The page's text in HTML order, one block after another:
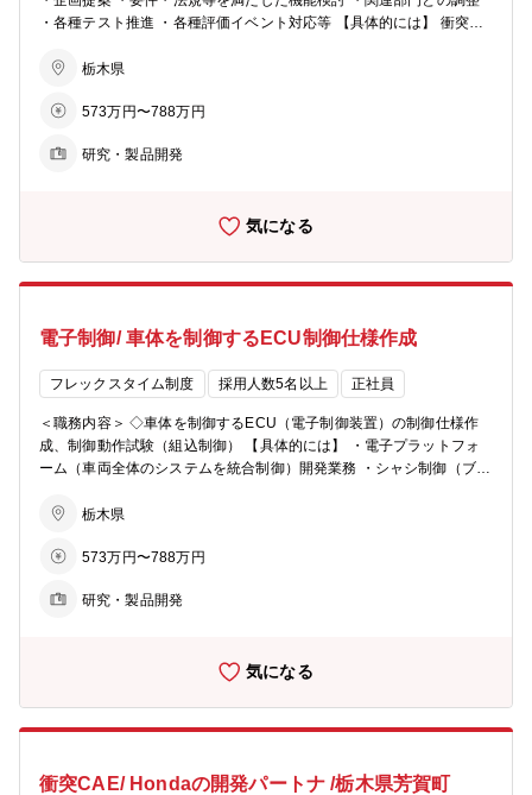
・各種テスト推進 ・各種評価イベント対応等 【具体的には】 衝突安
栃木県
573万円〜788万円
研究・製品開発
気になる
電子制御/ 車体を制御するECU制御仕様作成
フレックスタイム制度 採用人数5名以上 正社員
＜職務内容＞ ◇車体を制御するECU（電子制御装置）の制御仕様作
成、制御動作試験（組込制御） 【具体的には】 ・電子プラットフォ
ーム（車両全体のシステムを統合制御）開発業務 ・シャシ制御（ブレ
開発業務栃木県
573万円〜788万円
研究・製品開発
気になる
衝突CAE/ Hondaの開発パートナ /栃木県芳賀町